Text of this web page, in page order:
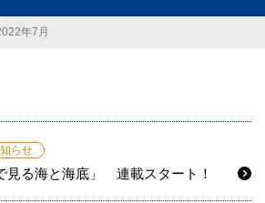
年7月
らせ
見る海と海底」 連載スタート！